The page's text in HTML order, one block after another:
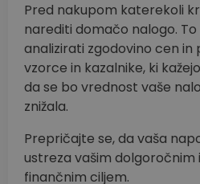
Pred nakupom katerekoli
narediti domačo nalogo.
analizirati zgodovino cen in
vzorce in kazalnike, ki
da se bo vrednost vaše
znižala.
Prepričajte se, da vaša
ustreza vašim
finančnim ciljem.